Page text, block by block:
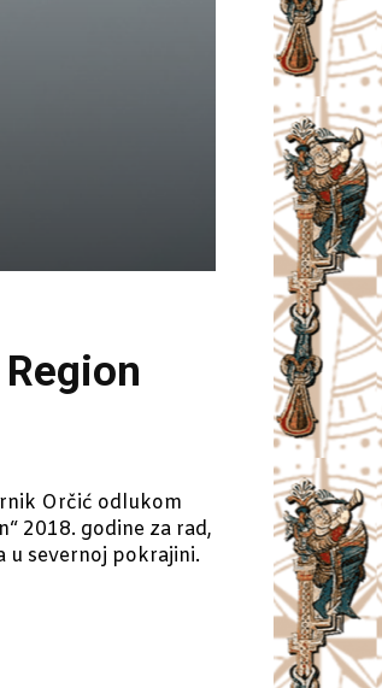
Orčić odlukom
2018. godine za rad,
u severnoj pokrajini.